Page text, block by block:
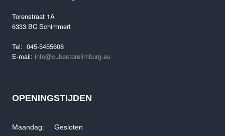
Torenstraat 1A
6333 BC Schimmert
Tel: 045-5455608
E-mail: info@cubestorelimburg.eu
OPENINGSTIJDEN
Maandag: Gesloten